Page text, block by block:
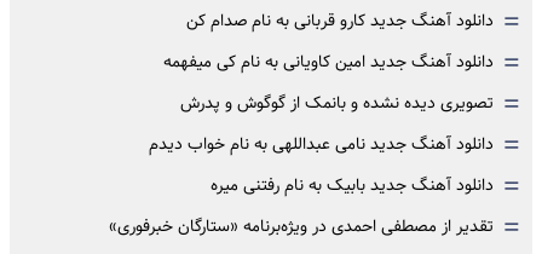
= دانلود آهنگ جدید کارو قربانی به نام صدام کن
= دانلود آهنگ جدید امین کاویانی به نام کی میفهمه
= تصویری دیده نشده و بانمک از گوگوش و پدرش
= دانلود آهنگ جدید نامی عبداللهی به نام خواب دیدم
= دانلود آهنگ جدید بابیک به نام رفتنی میره
= تقدیر از مصطفی احمدی در ویژه‌برنامه «ستارگان خبرفوری»